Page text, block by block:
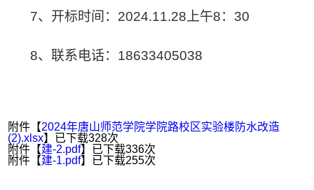
7、开标时间：2024.11.28上午8：30
8、联系电话：18633405038
附件【2024年唐山师范学院学院路校区实验楼防水改造
(2).xlsx】已下载328次
附件【建-2.pdf】已下载336次
附件【建-1.pdf】已下载255次